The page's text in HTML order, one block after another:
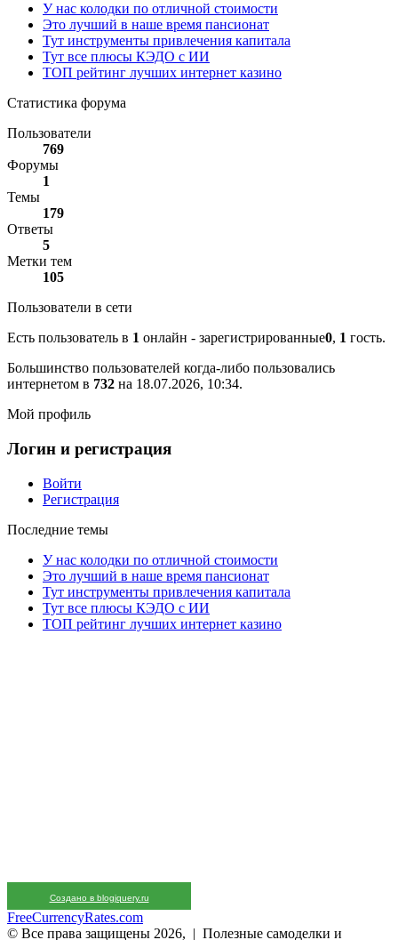
У нас колодки по отличной стоимости
Это лучший в наше время пансионат
Тут инструменты привлечения капитала
Тут все плюсы КЭДО с ИИ
ТОП рейтинг лучших интернет казино
Статистика форума
Пользователи
769
Форумы
1
Темы
179
Ответы
5
Метки тем
105
Пользователи в сети
Есть пользователь в 1 онлайн - зарегистрированные0, 1 гость.
Большинство пользователей когда-либо пользовались
интернетом в 732 на 18.07.2026, 10:34.
Мой профиль
Логин и регистрация
Войти
Регистрация
Последние темы
У нас колодки по отличной стоимости
Это лучший в наше время пансионат
Тут инструменты привлечения капитала
Тут все плюсы КЭДО с ИИ
ТОП рейтинг лучших интернет казино
Создано в blogjquery.ru
FreeCurrencyRates.com
© Все права защищены 2026, | Полезные самоделки и